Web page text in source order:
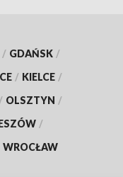
/ GDAŃSK /
/ KIELCE /
/ OLSZTYN /
/
WROCŁAW